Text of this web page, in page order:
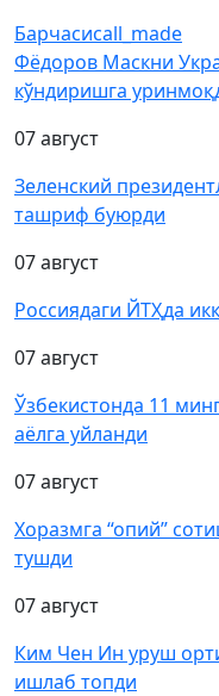
Барчасиcall_made
Фёдоров Маскни
кўндиришга
07 август
Зеленский
ташриф буюрди
07 август
Россиядаги ЙТҲда
07 август
Ўзбекистонда 11
аёлга уйланди
07 август
Хоразмга “опий”
тушди
07 август
Ким Чен Ин уруш
ишлаб топди